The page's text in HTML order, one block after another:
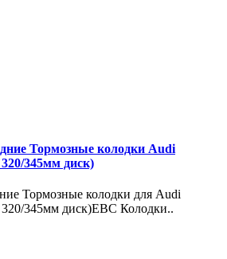
Тормозные колодки Audi
345мм диск)
Тормозные колодки для Audi
345мм диск)EBC Колодки..